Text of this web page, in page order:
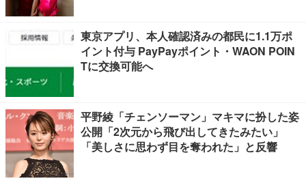
東京アプリ、本人確認済みの都民に1.1万ポ
イント付与 PayPayポイント・WAON POIN
Tに交換可能へ
平野綾「チェンソーマン」マキマに扮した姿
公開「2次元から飛び出してきたみたい」
「美しさに思わず目を奪われた」と反響